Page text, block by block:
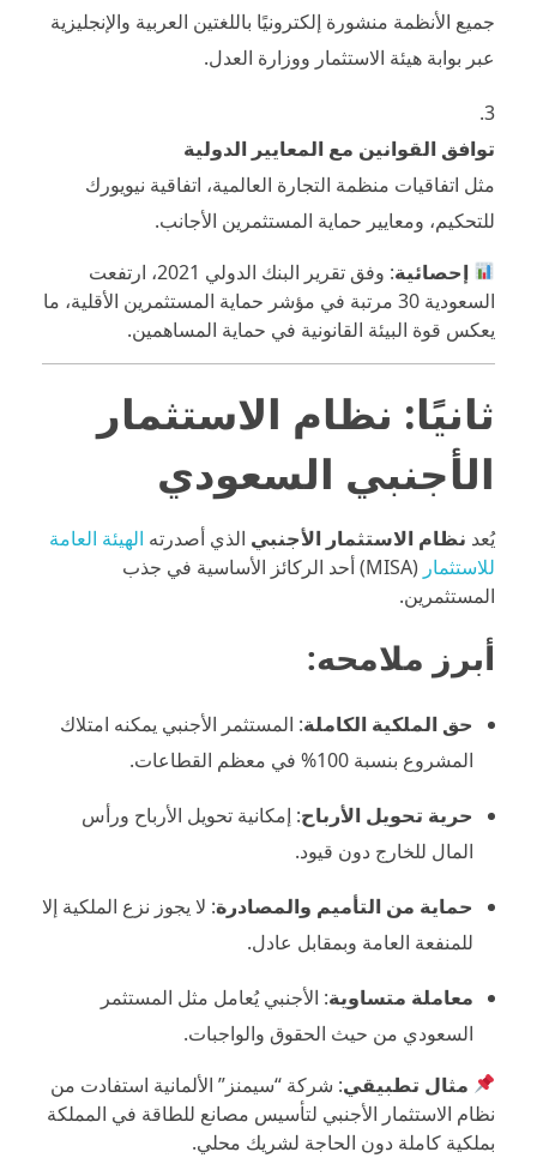
جميع الأنظمة منشورة إلكترونيًا باللغتين العربية والإنجليزية
عبر بوابة هيئة الاستثمار ووزارة العدل.
توافق القوانين مع المعايير الدولية
مثل اتفاقيات منظمة التجارة العالمية، اتفاقية نيويورك
للتحكيم، ومعايير حماية المستثمرين الأجانب.
إحصائية
: وفق تقرير البنك الدولي 2021، ارتفعت
السعودية 30 مرتبة في مؤشر حماية المستثمرين الأقلية، ما
يعكس قوة البيئة القانونية في حماية المساهمين.
ثانيًا: نظام الاستثمار
الأجنبي السعودي
يُعد نظام الاستثمار الأجنبي الذي أصدرته الهيئة العامة
للاستثمار
(MISA) أحد الركائز الأساسية في جذب
المستثمرين.
أبرز ملامحه:
حق الملكية الكاملة: المستثمر الأجنبي يمكنه امتلاك
المشروع بنسبة 100% في معظم القطاعات.
حرية تحويل الأرباح: إمكانية تحويل الأرباح ورأس
المال للخارج دون قيود.
حماية من التأميم والمصادرة: لا يجوز نزع الملكية إلا
للمنفعة العامة وبمقابل عادل.
معاملة متساوية: الأجنبي يُعامل مثل المستثمر
السعودي من حيث الحقوق والواجبات.
مثال تطبيقي: شركة “سيمنز” الألمانية استفادت من
نظام الاستثمار الأجنبي لتأسيس مصانع للطاقة في المملكة
بملكية كاملة دون الحاجة لشريك محلي.